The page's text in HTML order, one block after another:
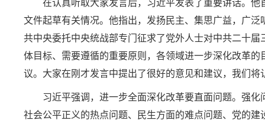
在认真听取大家发言后，习近平发表了重要讲话。
文件起草有关情况。他指出，发扬民主、集思广益，广
共中央委托中央统战部专门征求了党外人士对中共二十
体目标、需要遵循的重要原则，各领域进一步深化改革
议。大家在刚才发言中提出了很好的意见和建议，我们
习近平强调，进一步全面深化改革要直面问题。强
社会公平正义的热点问题、民生方面的难点问题、党的